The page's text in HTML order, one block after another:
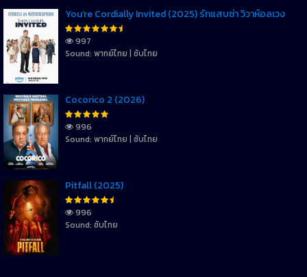
You’re Cordially Invited (2025) รักแสบซ่า วิวาห์อลเวง
997
Sound: พากย์ไทย | ซับไทย
Cocorico 2 (2026)
996
Sound: พากย์ไทย | ซับไทย
Pitfall (2025)
996
Sound: ซับไทย